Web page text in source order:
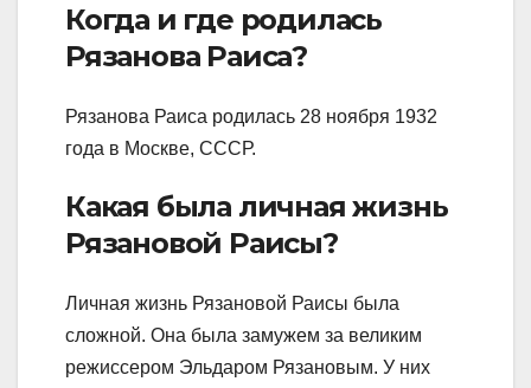
Когда и где родилась
Рязанова Раиса?
Рязанова Раиса родилась 28 ноября 1932
года в Москве, СССР.
Какая была личная жизнь
Рязановой Раисы?
Личная жизнь Рязановой Раисы была
сложной. Она была замужем за великим
режиссером Эльдаром Рязановым. У них